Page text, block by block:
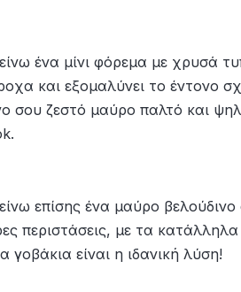
ένα μίνι φόρεμα με χρυσά
και εξομαλύνει το έντονο
σου ζεστό μαύρο παλτό και
επίσης ένα μαύρο
περιστάσεις, με τα
γοβάκια είναι η ιδανική λύση!